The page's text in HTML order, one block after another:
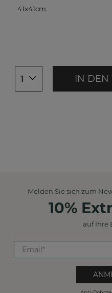
41x41cm
1 IN DEN
Melden Sie sich zum
10%
auf Ihre